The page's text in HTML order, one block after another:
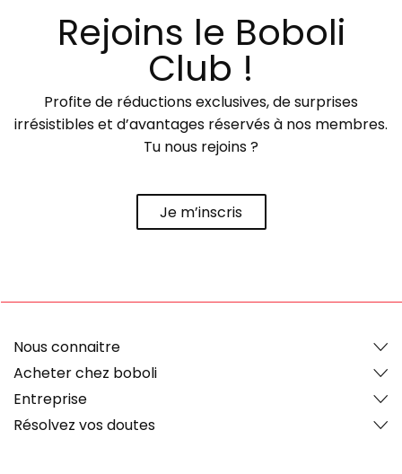
Rejoins le Boboli
Club !
Profite de réductions exclusives, de surprises
irrésistibles et d’avantages réservés à nos membres.
Tu nous rejoins ?
Je m’inscris
Nous connaitre
Acheter chez boboli
Entreprise
Résolvez vos doutes